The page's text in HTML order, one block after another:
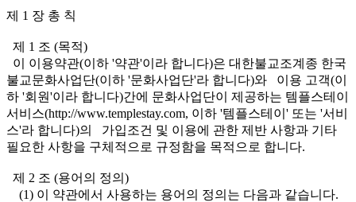
제 1 장 총 칙
제 1 조 (목적)
이 이용약관(이하 '약관'이라 합니다)은 대한불교조계종 한국
불교문화사업단(이하 '문화사업단'라 합니다)와 이용 고객(이
하 '회원'이라 합니다)간에 문화사업단이 제공하는 템플스테이
서비스(http://www.templestay.com, 이하 '템플스테이' 또는 '서비
스'라 합니다)의 가입조건 및 이용에 관한 제반 사항과 기타
필요한 사항을 구체적으로 규정함을 목적으로 합니다.
제 2 조 (용어의 정의)
(1) 이 약관에서 사용하는 용어의 정의는 다음과 같습니다.